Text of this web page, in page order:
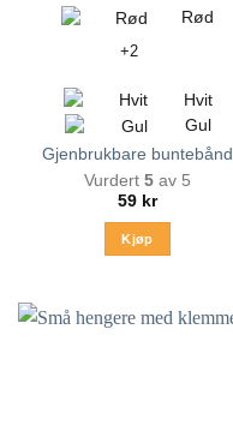
Rød
+2
Hvit
Gul
Gjenbrukbare buntebånd
Vurdert 5 av 5
59 kr
Kjøp
har